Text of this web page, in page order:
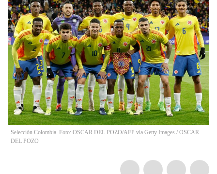
Selección Colombia. Foto: OSCAR DEL POZO/AFP via Getty Images / OSCAR
DEL POZO